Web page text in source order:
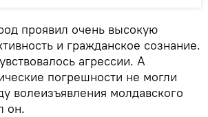
проявил очень высокую
и гражданское сознание.
агрессии. А
погрешности не могли
волеизъявления молдавского
он.